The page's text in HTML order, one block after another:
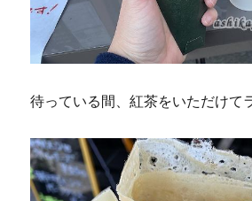
待っている間、紅茶をいただけて